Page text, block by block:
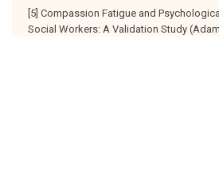
[5] Compassion Fatigue and
Social Workers: A Validation Study